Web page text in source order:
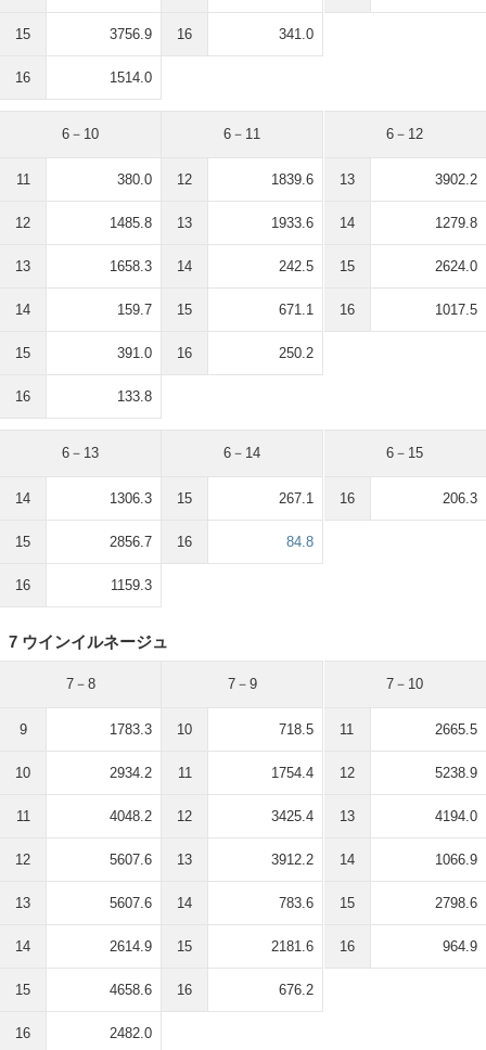
15 3756.9
16 1514.0
16 341.0
6－10
11 380.0
12 1485.8
13 1658.3
14 159.7
15 391.0
16 133.8
6－11
12 1839.6
13 1933.6
14 242.5
15 671.1
16 250.2
6－12
13 3902.2
14 1279.8
15 2624.0
16 1017.5
6－13
14 1306.3
15 2856.7
16 1159.3
6－14
15 267.1
16 84.8
6－15
16 206.3
7 ウインイルネージュ
7－8
9 1783.3
10 2934.2
11 4048.2
12 5607.6
13 5607.6
14 2614.9
15 4658.6
16 2482.0
7－9
10 718.5
11 1754.4
12 3425.4
13 3912.2
14 783.6
15 2181.6
16 676.2
7－10
11 2665.5
12 5238.9
13 4194.0
14 1066.9
15 2798.6
16 964.9